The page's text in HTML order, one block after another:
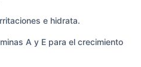
e hidrata.
A y E para el crecimiento